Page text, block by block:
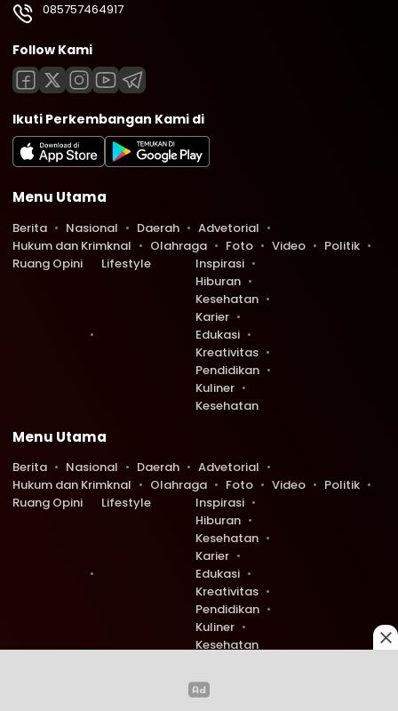
0
085757464917
Follow Kami
Ikuti Perkembangan Kami di
Menu Utama
Berita Nasional Daerah
Advetorial
Hukum dan Krimknal
Olahraga Foto Video
Politik
Ruang Opini
Lifestyle
Inspirasi
Hiburan
Kesehatan
Karier
Edukasi
Kreativitas
Pendidikan
Kuliner
Kesehatan
Menu Utama
Berita Nasional Daerah
Advetorial
Hukum dan Krimknal
Olahraga Foto Video
Politik
Ruang Opini
Lifestyle
Inspirasi
Hiburan
Kesehatan
Karier
Edukasi
Kreativitas
Pendidikan
Kuliner
Kesehatan